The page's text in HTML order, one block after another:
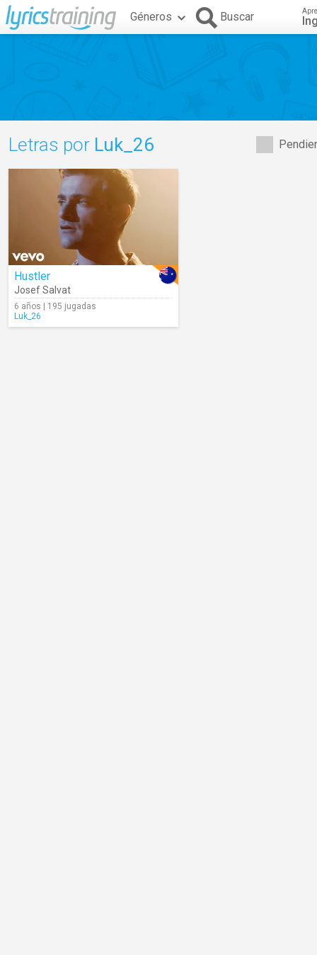
Géneros Buscar
Letras por Luk_26
Hustler
Josef Salvat
6 años | 195 jugadas
Luk_26